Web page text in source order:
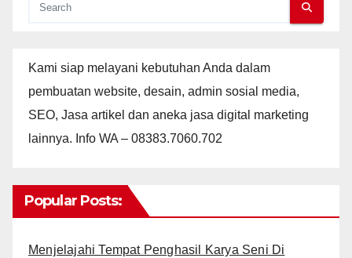
Kami siap melayani kebutuhan Anda dalam
pembuatan website, desain, admin sosial media,
SEO, Jasa artikel dan aneka jasa digital marketing
lainnya. Info WA – 08383.7060.702
Popular Posts:
Menjelajahi Tempat Penghasil Karya Seni Di